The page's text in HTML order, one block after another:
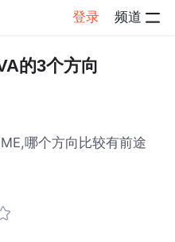
登录 频道
的3个方向
哪个方向比较有前途